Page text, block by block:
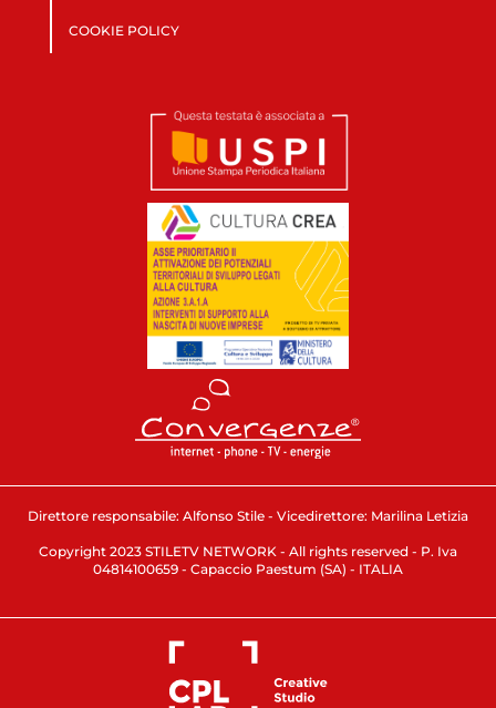
COOKIE POLICY
Direttore responsabile: Alfonso Stile - Vicedirettore: Marilina Letizia
Copyright 2023 STILETV NETWORK - All rights reserved - P. Iva
04814100659 - Capaccio Paestum (SA) - ITALIA